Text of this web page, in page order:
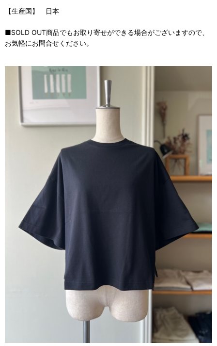
【生産国】 日本
■SOLD OUT商品でもお取り寄せができる場合がございますので、
お気軽にお問合せください。